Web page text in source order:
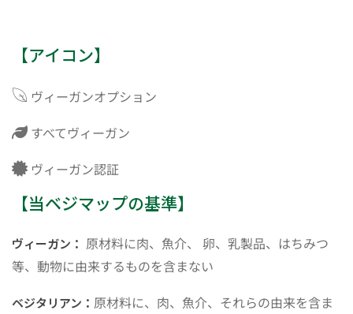
【アイコン】
ヴィーガンオプション
すべてヴィーガン
ヴィーガン認証
【当ベジマップの基準】
ヴィーガン： 原材料に肉、魚介、 卵、乳製品、はちみつ
等、動物に由来するものを含まない
ベジタリアン： 原材料に、肉、魚介、それらの由来を含ま